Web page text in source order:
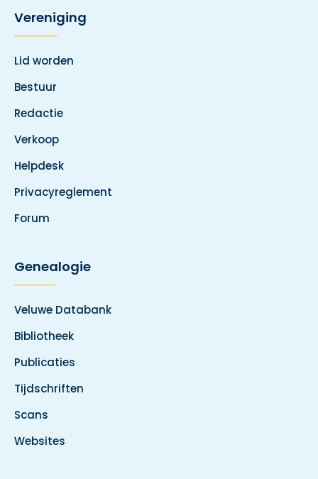
Vereniging
Lid worden
Bestuur
Redactie
Verkoop
Helpdesk
Privacyreglement
Forum
Genealogie
Veluwe Databank
Bibliotheek
Publicaties
Tijdschriften
Scans
Websites